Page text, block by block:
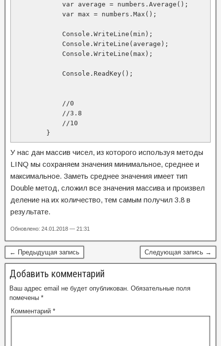
            var average = numbers.Average();
            var max = numbers.Max();
            Console.WriteLine(min);
            Console.WriteLine(average);
            Console.WriteLine(max);
            Console.ReadKey();
            //0
            //3.8
            //10
        }
У нас дан массив чисел, из которого используя методы
LINQ мы сохраняем значения минимальное, среднее и
максимальное. Заметь среднее значения имеет тип
Double метод, сложил все значения массива и произвел
деление на их количество, тем самым получил 3.8 в
результате.
Обновлено: 24.01.2018 — 21:31
← Предыдущая запись Следующая запись →
Добавить комментарий
Ваш адрес email не будет опубликован. Обязательные поля
помечены *
Комментарий *